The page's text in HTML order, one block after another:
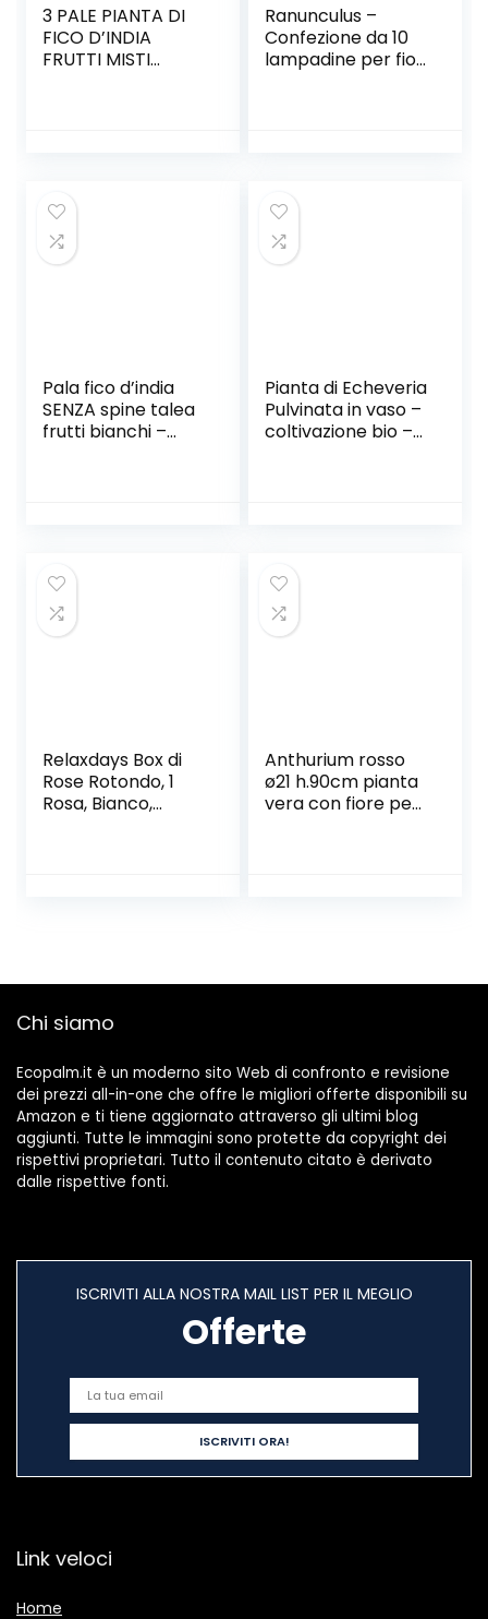
3 PALE PIANTA DI
FICO D’INDIA
FRUTTI MISTI
Ranunculus –
Confezione da 10
lampadine per fiori
Pala fico d’india
SENZA spine talea
frutti bianchi –
Pianta di Echeveria
Pulvinata in vaso –
coltivazione bio –
Relaxdays Box di
Rose Rotondo, 1
Rosa, Bianco,
Anthurium rosso
ø21 h.90cm pianta
vera con fiore per
Chi siamo
Ecopalm.it è un moderno sito Web di confronto e revisione
dei prezzi all-in-one che offre le migliori offerte disponibili su
Amazon e ti tiene aggiornato attraverso gli ultimi blog
aggiunti. Tutte le immagini sono protette da copyright dei
rispettivi proprietari. Tutto il contenuto citato è derivato
dalle rispettive fonti.
ISCRIVITI ALLA NOSTRA MAIL LIST PER IL MEGLIO
Offerte
Link veloci
Home